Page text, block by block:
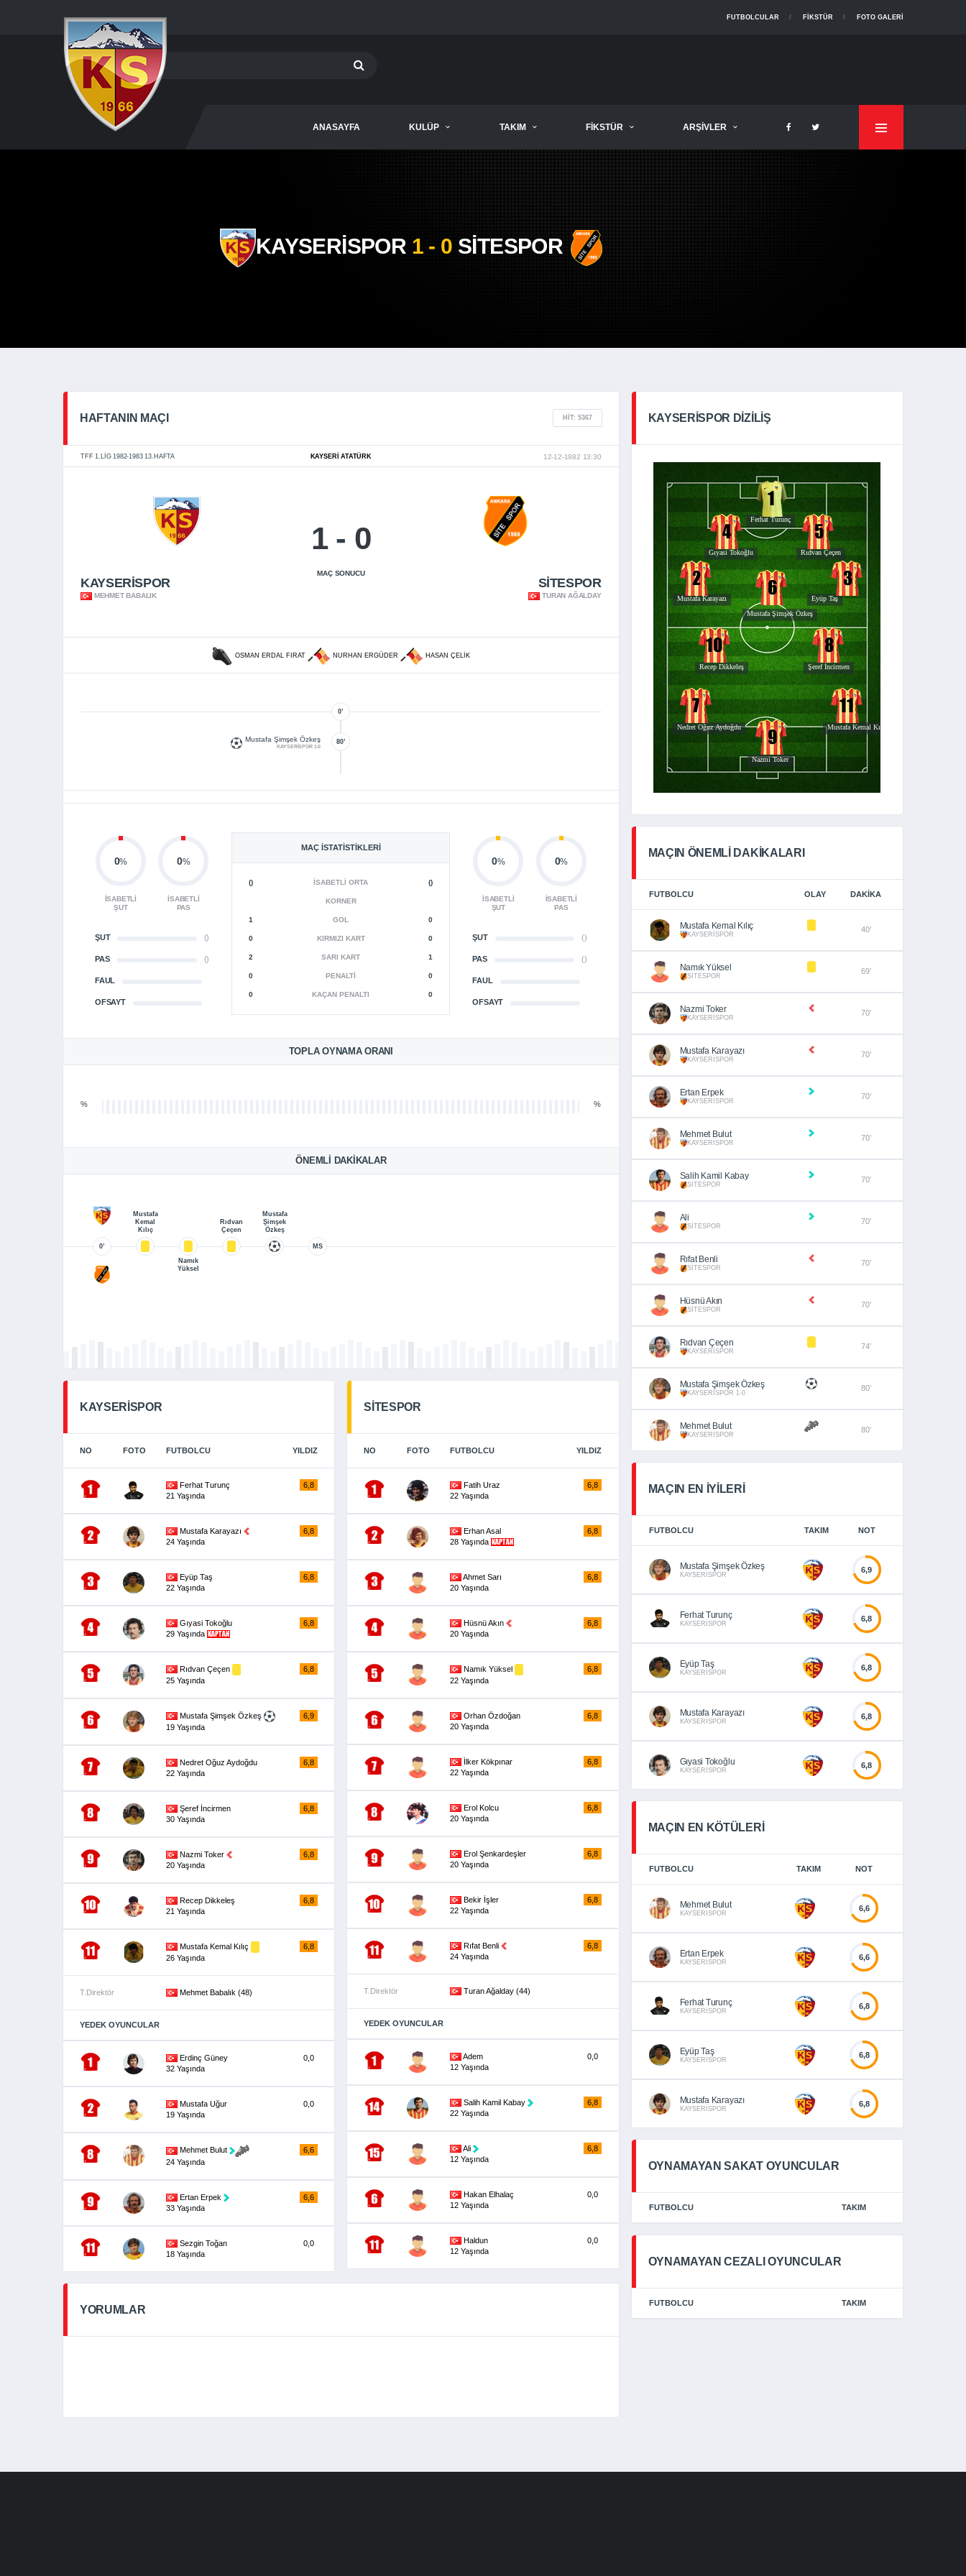
FOTO GALERI
FIKSTÜR
FUTBOLCULAR
ANASAYFA KULÜP TAKIM FIKSTÜR ARŞIVLER
KAYSERİSPOR 1 - 0 SİTESPOR
HAFTANIN MAÇI HIT: 5367
TFF 1.LIG 1982-1983 13.HAFTA KAYSERI ATATÜRK 12-12-1982 13:30
KAYSERİSPOR
MEHMET BABALIK
1 - 0
MAÇ SONUCU
SİTESPOR
TURAN AĞALDAY
OSMAN ERDAL FIRAT NURHAN ERGÜDER HASAN ÇELIK
0’
80’
Mustafa Şimşek Özkeş
KAYSERİSPOR 1-0
MAÇ İSTATISTIKLERI
() İSABETLI ORTA ()
KORNER
1 GOL 0
0 KIRMIZI KART 0
2 SARI KART 1
0 PENALTI 0
0 KAÇAN PENALTI 0
0%
İSABETLI
ŞUT
0%
İSABETLI
PAS
ŞUT ()
PAS ()
FAUL
OFSAYT
0%
İSABETLI
ŞUT
0%
İSABETLI
PAS
ŞUT ()
PAS ()
FAUL
OFSAYT
TOPLA OYNAMA ORANI
% %
ÖNEMLI DAKIKALAR
0’
Mustafa
Kemal
Kılıç
Namık
Yüksel
Rıdvan
Çeçen
Mustafa
Şimşek
Özkeş
MS
KAYSERİSPOR
NO FOTO FUTBOLCU YILDIZ
Ferhat Turunç
21 Yaşında
6,8
Mustafa Karayazı
24 Yaşında
6,8
Eyüp Taş
22 Yaşında
6,8
Gıyasi Tokoğlu
29 Yaşında
6,8
Rıdvan Çeçen
25 Yaşında
6,8
Mustafa Şimşek Özkeş
19 Yaşında
6,9
Nedret Oğuz Aydoğdu
22 Yaşında
6,8
Şeref İncirmen
30 Yaşında
6,8
Nazmi Toker
20 Yaşında
6,8
Recep Dikkeleş
21 Yaşında
6,8
Mustafa Kemal Kılıç
26 Yaşında
6,8
T.Direktör Mehmet Babalık (48)
YEDEK OYUNCULAR
Erdinç Güney
32 Yaşında
0,0
Mustafa Uğur
19 Yaşında
0,0
Mehmet Bulut
24 Yaşında
6,6
Ertan Erpek
33 Yaşında
6,6
Sezgin Toğan
18 Yaşında
0,0
SİTESPOR
NO FOTO FUTBOLCU YILDIZ
Fatih Uraz
22 Yaşında
6,8
Erhan Asal
28 Yaşında
6,8
Ahmet Sarı
20 Yaşında
6,8
Hüsnü Akın
20 Yaşında
6,8
Namık Yüksel
22 Yaşında
6,8
Orhan Özdoğan
20 Yaşında
6,8
İlker Kökpınar
22 Yaşında
6,8
Erol Kolcu
20 Yaşında
6,8
Erol Şenkardeşler
20 Yaşında
6,8
Bekir İşler
22 Yaşında
6,8
Rıfat Benli
24 Yaşında
6,8
T.Direktör Turan Ağalday (44)
YEDEK OYUNCULAR
Adem
12 Yaşında
0,0
Salih Kamil Kabay
22 Yaşında
6,8
Ali
12 Yaşında
6,8
Hakan Elhalaç
12 Yaşında
0,0
Haldun
12 Yaşında
0,0
YORUMLAR
KAYSERISPOR DIZILIŞ
MAÇIN ÖNEMLİ DAKİKALARI
FUTBOLCU OLAY DAKIKA
Mustafa Kemal Kılıç
KAYSERİSPOR
40’
Namık Yüksel
SİTESPOR
69’
Nazmi Toker
KAYSERİSPOR
70’
Mustafa Karayazı
KAYSERİSPOR
70’
Ertan Erpek
KAYSERİSPOR
70’
Mehmet Bulut
KAYSERİSPOR
70’
Salih Kamil Kabay
SİTESPOR
70’
Ali
SİTESPOR
70’
Rıfat Benli
SİTESPOR
70’
Hüsnü Akın
SİTESPOR
70’
Rıdvan Çeçen
KAYSERİSPOR
74’
Mustafa Şimşek Özkeş
KAYSERİSPOR 1-0
80’
Mehmet Bulut
KAYSERİSPOR
80’
MAÇIN EN İYİLERİ
FUTBOLCU TAKIM NOT
Mustafa Şimşek Özkeş
KAYSERİSPOR
6,9
Ferhat Turunç
KAYSERİSPOR
6,8
Eyüp Taş
KAYSERİSPOR
6,8
Mustafa Karayazı
KAYSERİSPOR
6,8
Gıyasi Tokoğlu
KAYSERİSPOR
6,8
MAÇIN EN KÖTÜLERİ
FUTBOLCU TAKIM NOT
Mehmet Bulut
KAYSERİSPOR
6,6
Ertan Erpek
KAYSERİSPOR
6,6
Ferhat Turunç
KAYSERİSPOR
6,8
Eyüp Taş
KAYSERİSPOR
6,8
Mustafa Karayazı
KAYSERİSPOR
6,8
OYNAMAYAN SAKAT OYUNCULAR
FUTBOLCU TAKIM
OYNAMAYAN CEZALI OYUNCULAR
FUTBOLCU TAKIM